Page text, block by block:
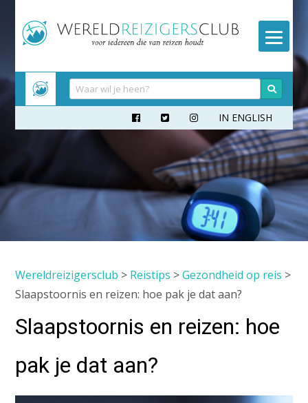
naar
inhoud
   IN ENGLISH
Wereldreizigersclub > Reistips >Gezondheid op reis >
Slaapstoornis en reizen: hoe pak je dat aan?
Slaapstoornis en reizen: hoe
pak je dat aan?